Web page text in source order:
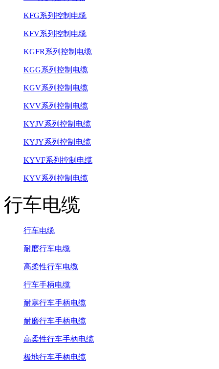
KFG系列控制电缆
KFV系列控制电缆
KGFR系列控制电缆
KGG系列控制电缆
KGV系列控制电缆
KVV系列控制电缆
KYJV系列控制电缆
KYJY系列控制电缆
KYVF系列控制电缆
KYV系列控制电缆
行车电缆
行车电缆
耐磨行车电缆
高柔性行车电缆
行车手柄电缆
耐寒行车手柄电缆
耐磨行车手柄电缆
高柔性行车手柄电缆
极地行车手柄电缆